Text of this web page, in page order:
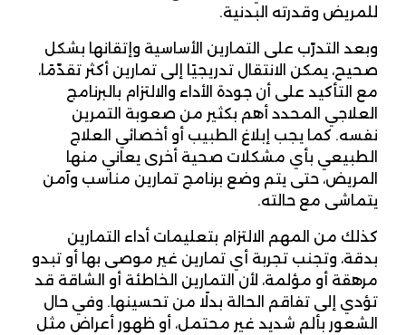
للمريض وقدرته البدنية.
وبعد التدرّب على التمارين الأساسية وإتقانها بشكل
صحيح، يمكن الانتقال تدريجيًا إلى تمارين أكثر تقدّمًا،
مع التأكيد على أن جودة الأداء والالتزام بالبرنامج
العلاجي المحدد أهم بكثير من صعوبة التمرين
نفسه. كما يجب إبلاغ الطبيب أو أخصائي العلاج
الطبيعي بأي مشكلات صحية أخرى يعاني منها
المريض، حتى يتم وضع برنامج تمارين مناسب وآمن
يتماشى مع حالته.
كذلك من المهم الالتزام بتعليمات أداء التمارين
بدقة، وتجنب تجربة أي تمارين غير موصى بها أو تبدو
مرهقة أو مؤلمة، لأن التمارين الخاطئة أو الشاقة قد
تؤدي إلى تفاقم الحالة بدلًا من تحسينها. وفي حال
الشعور بألم شديد غير محتمل، أو ظهور أعراض مثل